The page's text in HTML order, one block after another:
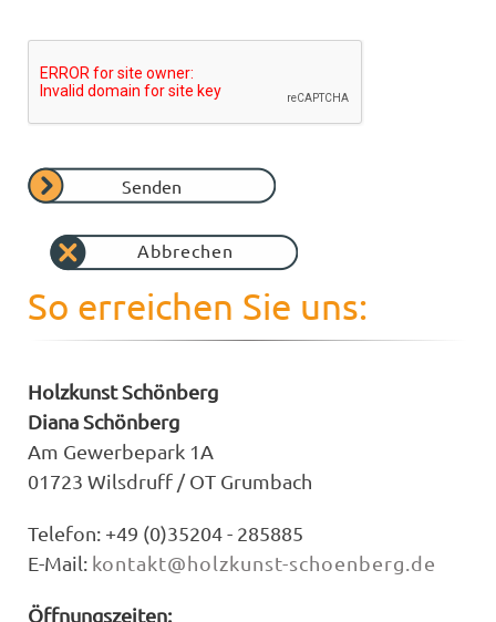
Senden
Abbrechen
So erreichen Sie uns:
Holzkunst Schönberg
Diana Schönberg
Am Gewerbepark 1A
01723 Wilsdruff / OT Grumbach
Telefon: +49 (0)35204 - 285885
E-Mail: kontakt@holzkunst-schoenberg.de
Öffnungszeiten: